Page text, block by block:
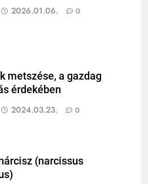
2026.01.06. 0
metszése, a gazdag
érdekében
2024.03.23. 0
(narcissus